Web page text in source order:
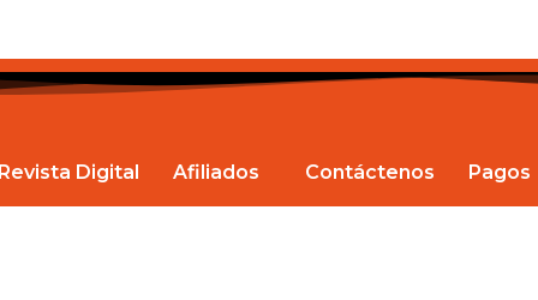
Revista Digital Afiliados Contáctenos Pagos